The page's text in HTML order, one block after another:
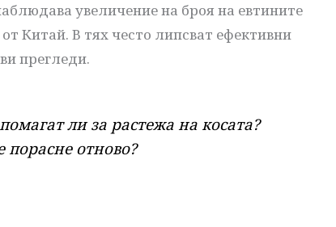
увеличение на броя на евтините
Китай. В тях често липсват ефективни
прегледи.
ли за растежа на косата?
отново?